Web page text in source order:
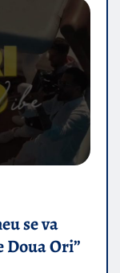
se va
Doua Ori”